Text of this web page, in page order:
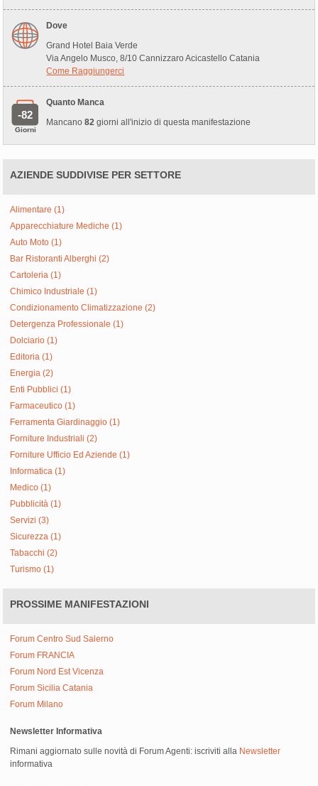
Dove
Grand Hotel Baia Verde
Via Angelo Musco, 8/10 Cannizzaro Acicastello Catania
Come Raggiungerci
-82
Giorni
Quanto Manca
Mancano82 giorni all'inizio di questa manifestazione
AZIENDE SUDDIVISE PER SETTORE
Alimentare (1)
Apparecchiature Mediche (1)
Auto Moto (1)
Bar Ristoranti Alberghi (2)
Cartoleria (1)
Chimico Industriale (1)
Condizionamento Climatizzazione (2)
Detergenza Professionale (1)
Dolciario (1)
Editoria (1)
Energia (2)
Enti Pubblici (1)
Farmaceutico (1)
Ferramenta Giardinaggio (1)
Forniture Industriali (2)
Forniture Ufficio Ed Aziende (1)
Informatica (1)
Medico (1)
Pubblicità (1)
Servizi (3)
Sicurezza (1)
Tabacchi (2)
Turismo (1)
PROSSIME MANIFESTAZIONI
Forum Centro Sud Salerno
Forum FRANCIA
Forum Nord Est Vicenza
Forum Sicilia Catania
Forum Milano
Newsletter Informativa
Rimani aggiornato sulle novità di Forum Agenti: iscriviti alla Newsletter
informativa